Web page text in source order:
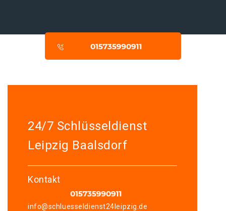
24/7 Schlüsseldienst
Leipzig Baalsdorf
Kontakt
info@schluesseldienst24leipzig.de